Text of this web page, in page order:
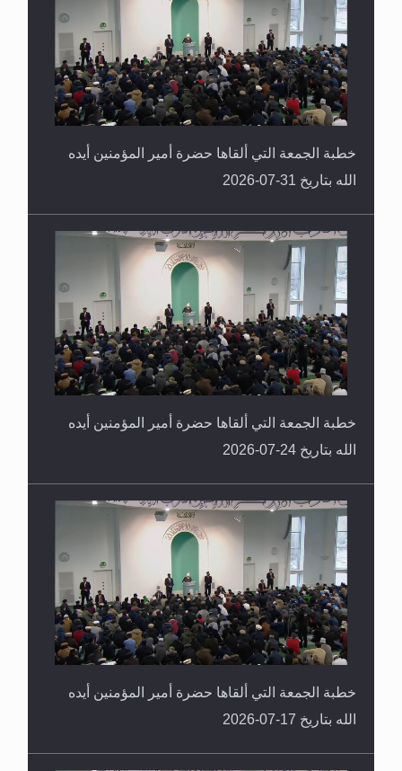
العكس
خطبة الجمعة التي ألقاها حضرة أمير المؤمنين أيده
الله بتاريخ 31-07-2026
خطبة الجمعة التي ألقاها حضرة أمير المؤمنين أيده
الله بتاريخ 24-07-2026
خطبة الجمعة التي ألقاها حضرة أمير المؤمنين أيده
الله بتاريخ 17-07-2026